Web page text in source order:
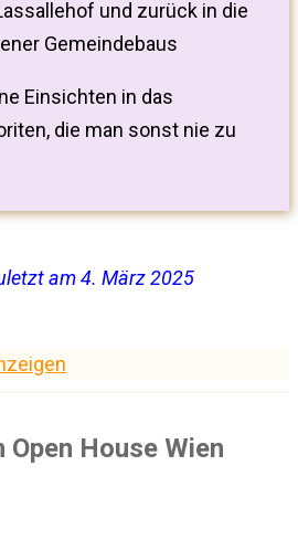
und zurück in die
Gemeindebaus
Einsichten in das
die man sonst nie zu
am 4. März 2025